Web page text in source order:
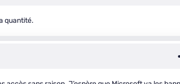
quantité.